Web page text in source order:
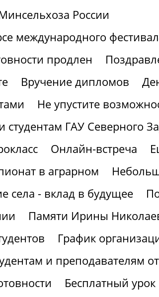
России
международного
продлен
Вручение дипломов
Не упустите
ГАУ Северного
Онлайн-встреча
в аграрном
села - вклад в будущее
Памяти Ирины
График
и преподавателям
Бесплатный урок